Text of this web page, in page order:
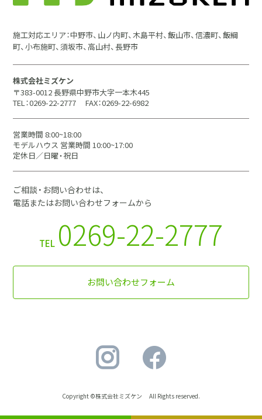
施工対応エリア：中野市、山ノ内町、木島平村、飯山市、信濃町、飯綱
町、小布施町、須坂市、高山村、長野市
株式会社ミズケン
〒383-0012 長野県中野市大字一本木445
TEL：0269-22-2777
FAX：0269-22-6982
営業時間 8:00~18:00
モデルハウス 営業時間 10:00~17:00
定休日／日曜・祝日
ご相談・お問い合わせは、
電話またはお問い合わせフォームから
TEL 0269-22-2777
お問い合わせフォーム
Copyright ©株式会社ミズケン All Rights reserved.